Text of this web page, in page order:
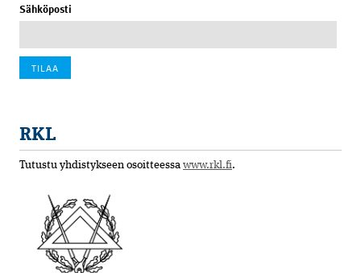
Sähköposti
RKL
Tutustu yhdistykseen osoitteessa www.rkl.fi.